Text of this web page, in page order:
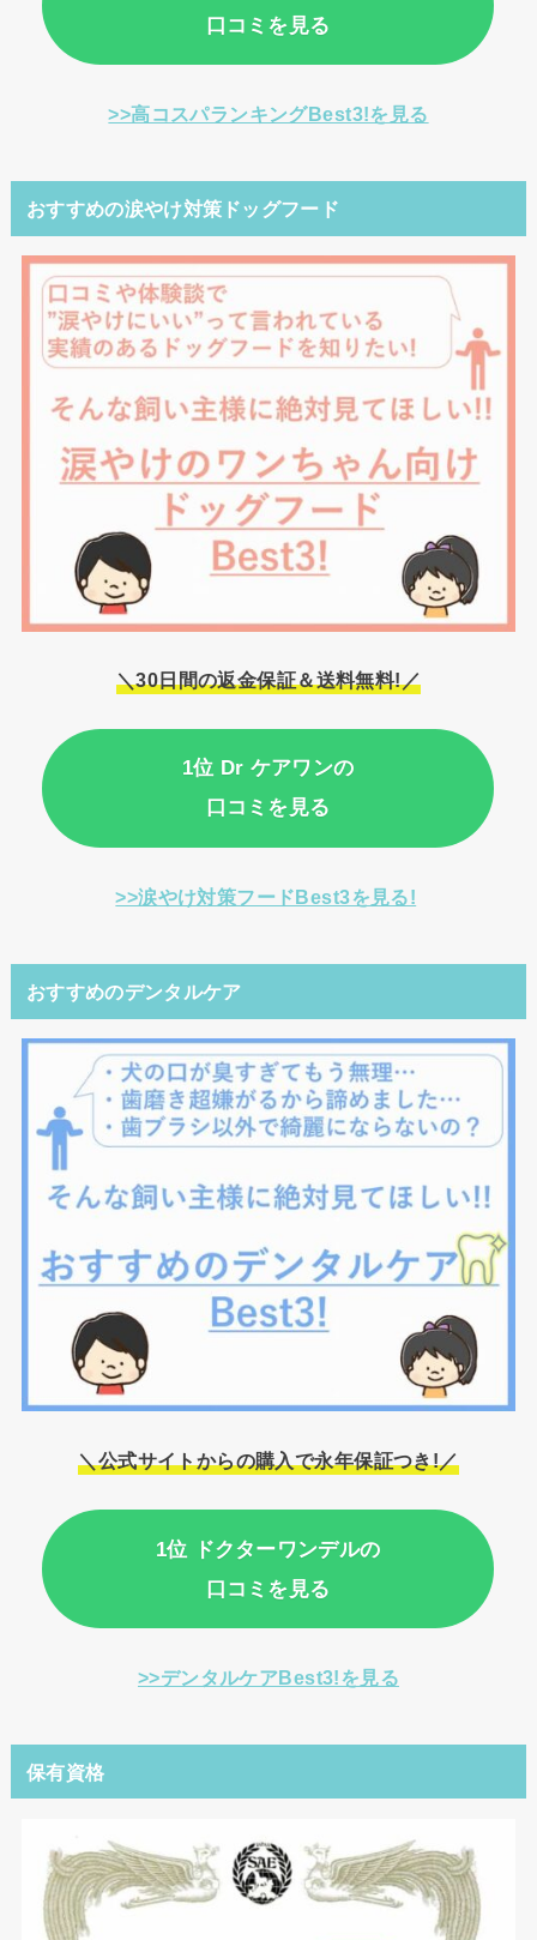
口コミを見る
>>高コスパランキングBest3!を見る
おすすめの涙やけ対策ドッグフード
＼30日間の返金保証＆送料無料!／
1位 Dr ケアワンの
口コミを見る
>>涙やけ対策フードBest3を見る!
おすすめのデンタルケア
＼公式サイトからの購入で永年保証つき!／
1位 ドクターワンデルの
口コミを見る
>>デンタルケアBest3!を見る
保有資格